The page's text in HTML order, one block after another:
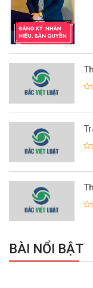
BÀI NỔI BẬT